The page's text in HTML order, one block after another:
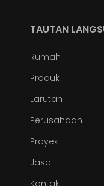
TAUTAN
Rumah
Produk
Larutan
Perusahaan
Proyek
Jasa